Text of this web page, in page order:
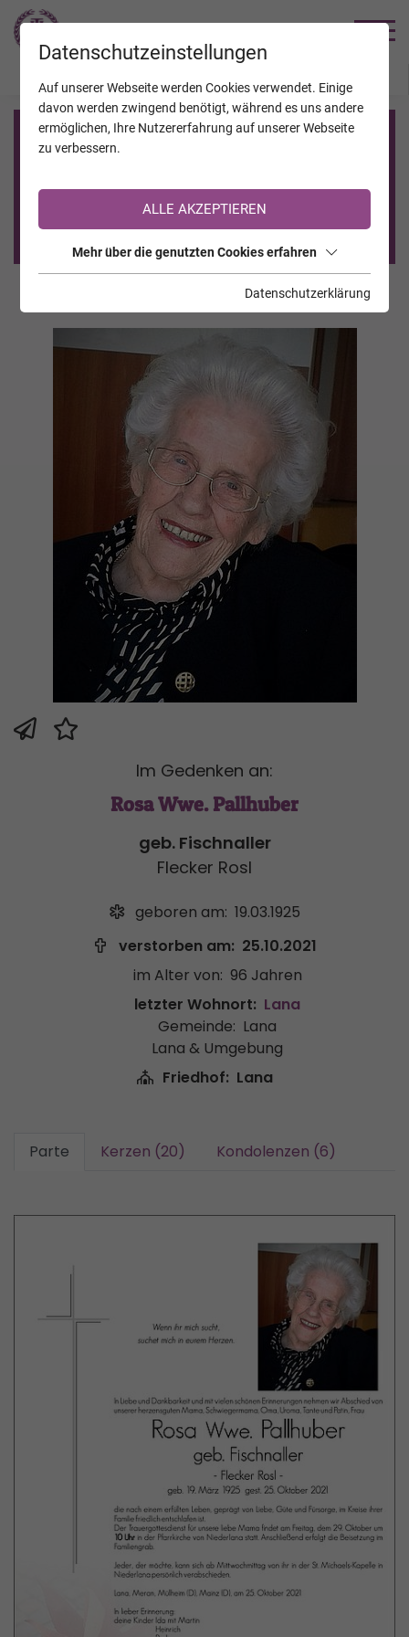
Registrierung auf TrauerHilfe.it
Sie sind noch nicht auf TrauerHilfe.it registriert?
>> zur kostenlosen Registrierung <<
Im Gedenken an:
Rosa Wwe. Pallhuber
geb. Fischnaller
Flecker Rosl
geboren am: 19.03.1925
verstorben am: 25.10.2021
im Alter von: 96 Jahren
letzter Wohnort: Lana
Gemeinde: Lana
Lana & Umgebung
Friedhof: Lana
Parte Kerzen (20) Kondolenzen (6)
Datenschutzeinstellungen
Auf unserer Webseite werden Cookies verwendet. Einige
davon werden zwingend benötigt, während es uns andere
ermöglichen, Ihre Nutzererfahrung auf unserer Webseite
zu verbessern.
ALLE AKZEPTIEREN
Mehr über die genutzten Cookies erfahren
Datenschutzerklärung
JAHRESTAGE KALENDER VERSTORBENE